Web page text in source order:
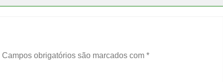
Campos obrigatórios são marcados com *